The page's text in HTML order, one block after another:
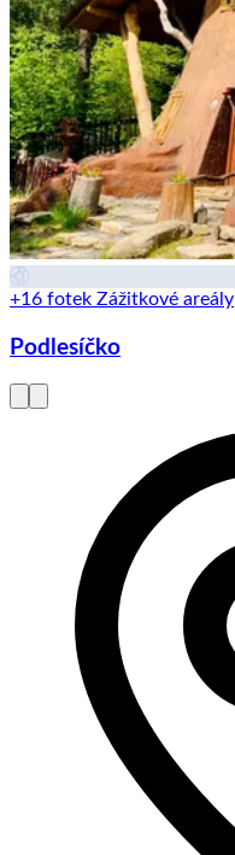
+16 fotek Zážitkové areály
Podlesíčko